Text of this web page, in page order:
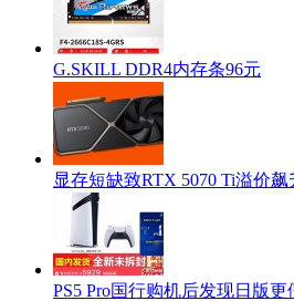
G.SKILL DDR4内存条96元
显存短缺致RTX 5070 Ti溢价
PS5 Pro国行购机后发现日版